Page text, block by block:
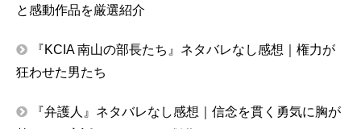
と感動作品を厳選紹介
『KCIA 南山の部長たち』ネタバレなし感想｜権力が
狂わせた男たち
『弁護人』ネタバレなし感想｜信念を貫く勇気に胸が